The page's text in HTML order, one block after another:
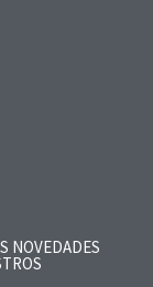
NOVEDADES